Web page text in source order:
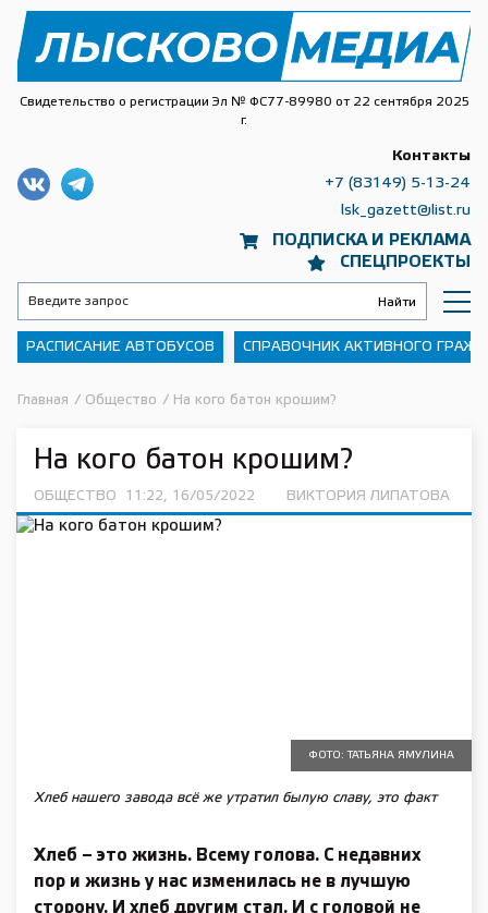
Свидетельство о регистрации Эл № ФС77-89980 от 22 сентября 2025
г.
ПОДПИСКА И РЕКЛАМА
СПЕЦПРОЕКТЫ
Контакты
+7 (83149) 5-13-24
lsk_gazett@list.ru
РАСПИСАНИЕ АВТОБУСОВ СПРАВОЧНИК АКТИВНОГО
Главная / Общество / На кого батон крошим?
На кого батон крошим?
ОБЩЕСТВО 11:22, 16/05/2022 ВИКТОРИЯ ЛИПАТОВА
ФОТО: ТАТЬЯНА ЯМУЛИНА
Хлеб нашего завода всё же утратил былую славу, это факт
Хлеб – это жизнь. Всему голова. С недавних
пор и жизнь у нас изменилась не в лучшую
сторону. И хлеб другим стал. И с головой не